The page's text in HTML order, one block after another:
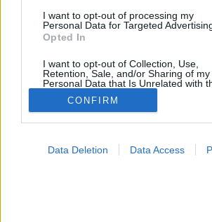
I want to opt-out of processing my
Personal Data for Targeted
Opted In
I want to opt-out of Collection, Use,
Retention, Sale, and/or Sharing of my
Personal Data that Is Unrelated with
Purposes for which it was collected.
Opted Out
CONFIRM
Data Deletion Data Access